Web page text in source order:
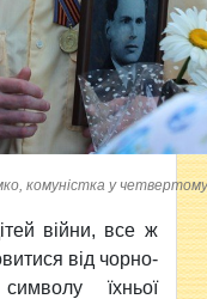
комуністка у четвертому
війни, все ж
від чорно-
їхньої